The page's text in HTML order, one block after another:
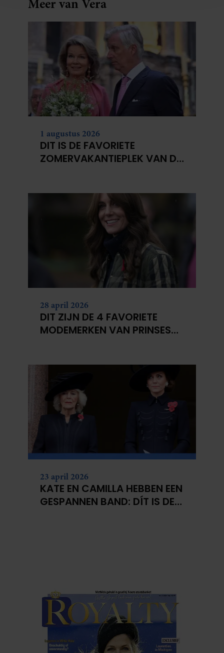
en om ons websiteverkeer te analyseren. Ook delen we
partners voor social media, adverteren en analyse. Deze
partners kunnen deze gegevens combineren met andere
informatie die u aan ze heeft verstrekt of die ze hebben
verzameld op basis van uw gebruik van hun services. U
gaat akkoord met onze cookies als u onze website blijft
gebruiken.
1 augustus 2026
DIT IS DE FAVORIETE
ZOMERVAKANTIEPLEK VAN DE
28 april 2026
DIT ZIJN DE 4 FAVORIETE
MODEMERKEN VAN PRINSES
23 april 2026
KATE EN CAMILLA HEBBEN EEN
GESPANNEN BAND: DÍT IS DE